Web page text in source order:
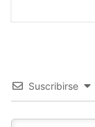
Suscribirse